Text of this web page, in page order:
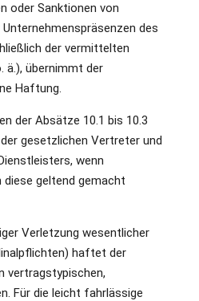
oder Sanktionen von
des
der vermittelten
ä.), übernimmt der
Haftung.
der Absätze 10.1 bis 10.3
gesetzlichen Vertreter und
wenn
diese geltend gemacht
Verletzung wesentlicher
haftet der
vertragstypischen,
Für die leicht fahrlässige